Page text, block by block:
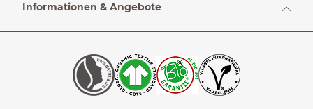
Informationen & Angebote